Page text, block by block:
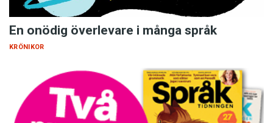
En onödig överlevare i många språk
KRÖNIKOR